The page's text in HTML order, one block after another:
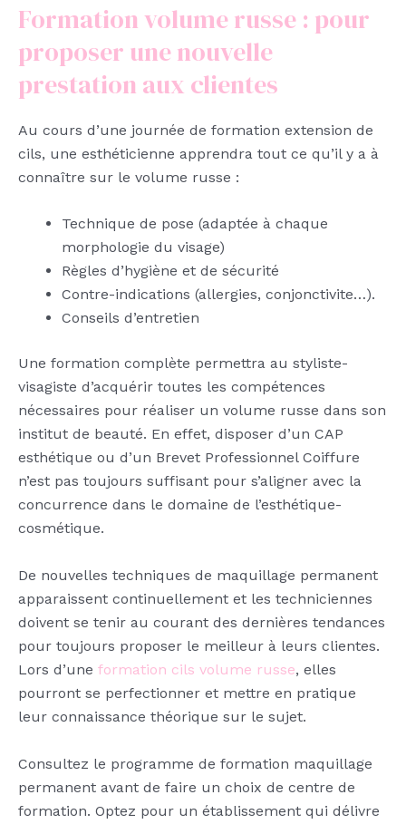
Formation volume russe : pour
proposer une nouvelle
prestation aux clientes
Au cours d’une journée de formation extension de
cils, une esthéticienne apprendra tout ce qu’il y a à
connaître sur le volume russe :
Technique de pose (adaptée à chaque
morphologie du visage)
Règles d’hygiène et de sécurité
Contre-indications (allergies, conjonctivite…).
Conseils d’entretien
Une formation complète permettra au styliste-
visagiste d’acquérir toutes les compétences
nécessaires pour réaliser un volume russe dans son
institut de beauté. En effet, disposer d’un CAP
esthétique ou d’un Brevet Professionnel Coiffure
n’est pas toujours suffisant pour s’aligner avec la
concurrence dans le domaine de l’esthétique-
cosmétique.
De nouvelles techniques de maquillage permanent
apparaissent continuellement et les techniciennes
doivent se tenir au courant des dernières tendances
pour toujours proposer le meilleur à leurs clientes.
Lors d’une formation cils volume russe, elles
pourront se perfectionner et mettre en pratique
leur connaissance théorique sur le sujet.
Consultez le programme de formation maquillage
permanent avant de faire un choix de centre de
formation. Optez pour un établissement qui délivre